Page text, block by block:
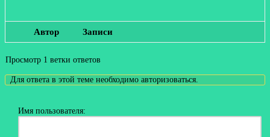
Автор Записи
Просмотр 1 ветки ответов
Для ответа в этой теме необходимо авторизоваться.
Имя пользователя: